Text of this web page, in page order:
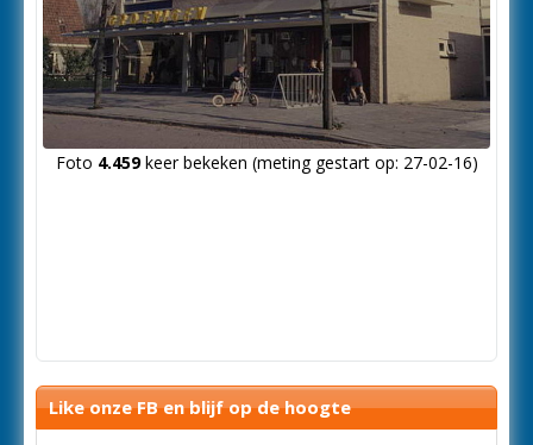
Foto 4.459keer bekeken (meting gestart op: 27-02-16)
Like onze FB en blijf op de hoogte